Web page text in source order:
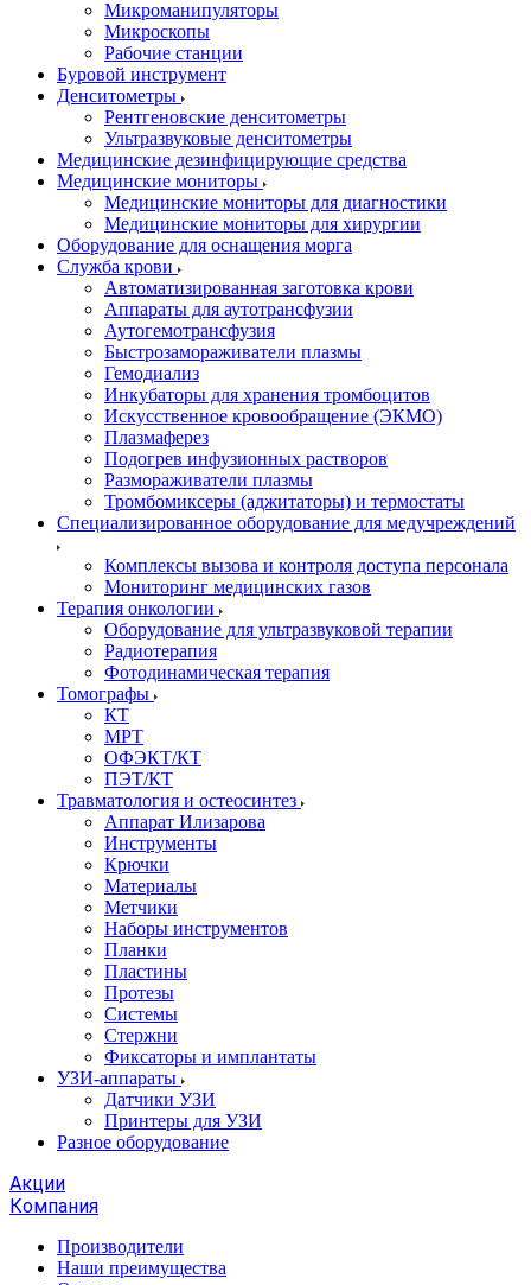
Микроманипуляторы
Микроскопы
Рабочие станции
Буровой инструмент
Денситометры
Рентгеновские денситометры
Ультразвуковые денситометры
Медицинские дезинфицирующие средства
Медицинские мониторы
Медицинские мониторы для диагностики
Медицинские мониторы для хирургии
Оборудование для оснащения морга
Служба крови
Автоматизированная заготовка крови
Аппараты для аутотрансфузии
Аутогемотрансфузия
Быстрозамораживатели плазмы
Гемодиализ
Инкубаторы для хранения тромбоцитов
Искусственное кровообращение (ЭКМО)
Плазмаферез
Подогрев инфузионных растворов
Размораживатели плазмы
Тромбомиксеры (аджитаторы) и термостаты
Специализированное оборудование для медучреждений
Комплексы вызова и контроля доступа персонала
Мониторинг медицинских газов
Терапия онкологии
Оборудование для ультразвуковой терапии
Радиотерапия
Фотодинамическая терапия
Томографы
КТ
МРТ
ОФЭКТ/КТ
ПЭТ/КТ
Травматология и остеосинтез
Аппарат Илизарова
Инструменты
Крючки
Материалы
Метчики
Наборы инструментов
Планки
Пластины
Протезы
Системы
Стержни
Фиксаторы и имплантаты
УЗИ-аппараты
Датчики УЗИ
Принтеры для УЗИ
Разное оборудование
Акции
Компания
Производители
Наши преимущества